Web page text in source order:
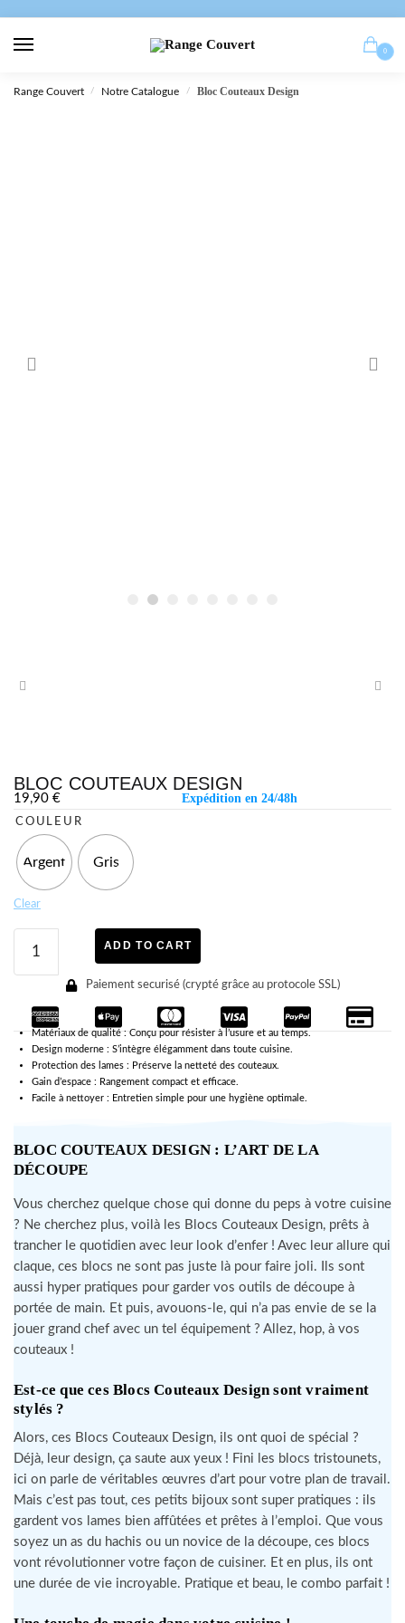
0
Range Couvert / Notre Catalogue / Bloc Couteaux Design
BLOC COUTEAUX DESIGN
19,90 € Expédition en 24/48h
COULEUR
Argent Gris
Clear
ADD TO CART
Paiement securisé (crypté grâce au protocole SSL)
Matériaux de qualité : Conçu pour résister à l’usure et au temps.
Design moderne : S’intègre élégamment dans toute cuisine.
Protection des lames : Préserve la netteté des couteaux.
Gain d’espace : Rangement compact et efficace.
Facile à nettoyer : Entretien simple pour une hygiène optimale.
BLOC COUTEAUX DESIGN : L’ART DE LA
DÉCOUPE
Vous cherchez quelque chose qui donne du peps à votre cuisine
? Ne cherchez plus, voilà les Blocs Couteaux Design, prêts à
trancher le quotidien avec leur look d’enfer ! Avec leur allure qui
claque, ces blocs ne sont pas juste là pour faire joli. Ils sont
aussi hyper pratiques pour garder vos outils de découpe à
portée de main. Et puis, avouons-le, qui n’a pas envie de se la
jouer grand chef avec un tel équipement ? Allez, hop, à vos
couteaux !
Est-ce que ces Blocs Couteaux Design sont vraiment
stylés ?
Alors, ces Blocs Couteaux Design, ils ont quoi de spécial ?
Déjà, leur design, ça saute aux yeux ! Fini les blocs tristounets,
ici on parle de véritables œuvres d’art pour votre plan de travail.
Mais c’est pas tout, ces petits bijoux sont super pratiques : ils
gardent vos lames bien affûtées et prêtes à l’emploi. Que vous
soyez un as du hachis ou un novice de la découpe, ces blocs
vont révolutionner votre façon de cuisiner. Et en plus, ils ont
une durée de vie incroyable. Pratique et beau, le combo parfait !